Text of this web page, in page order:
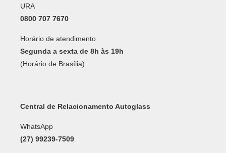
URA
0800 707 7670
Horário de atendimento
Segunda a sexta de 8h às 19h
(Horário de Brasília)
Central de Relacionamento Autoglass
WhatsApp
(27) 99239-7509